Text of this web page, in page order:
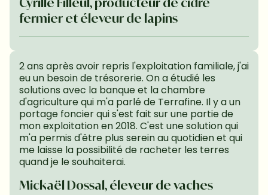
fermier et éleveur de lapins
2 ans après avoir repris l'exploitation familiale, j'ai
eu un besoin de trésorerie. On a étudié les
solutions avec la banque et la chambre
d'agriculture qui m'a parlé de Terrafine. Il y a un
portage foncier qui s'est fait sur une partie de
mon exploitation en 2018. C'est une solution qui
m'a permis d'être plus serein au quotidien et qui
me laisse la possibilité de racheter les terres
quand je le souhaiterai.
Mickaël Dossal, éleveur de vaches